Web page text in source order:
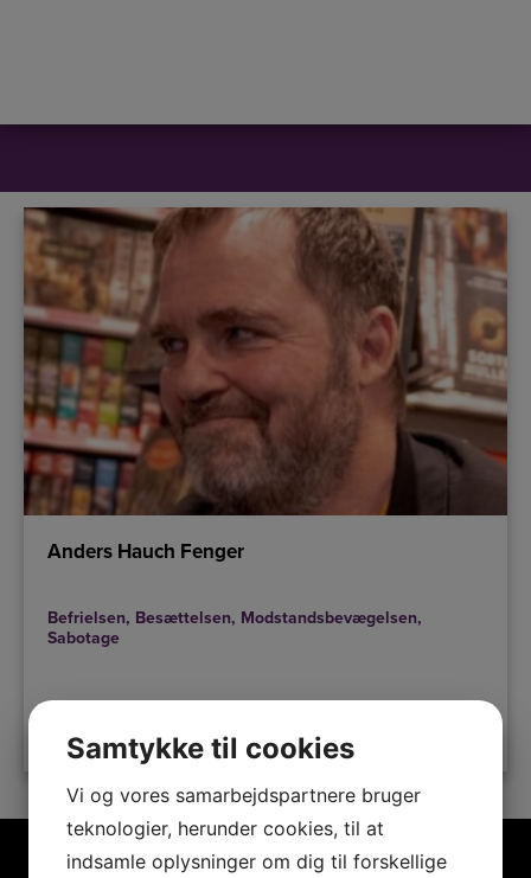
Anders Hauch Fenger
Befrielsen, Besættelsen, Modstandsbevægelsen,
Sabotage
Samtykke til cookies
Vi og vores samarbejdspartnere bruger
teknologier, herunder cookies, til at
indsamle oplysninger om dig til forskellige